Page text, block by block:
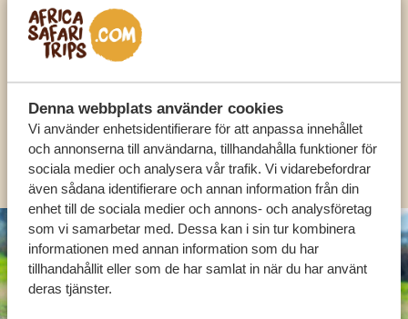
Denna webbplats använder cookies
Vi använder enhetsidentifierare för att anpassa innehållet
och annonserna till användarna, tillhandahålla funktioner för
sociala medier och analysera vår trafik. Vi vidarebefordrar
även sådana identifierare och annan information från din
enhet till de sociala medier och annons- och analysföretag
som vi samarbetar med. Dessa kan i sin tur kombinera
informationen med annan information som du har
tillhandahållit eller som de har samlat in när du har använt
deras tjänster.
VÅRA SPECIALISTER FINNS HÄR FÖR ATT
SV: +31 174 788 101
OLIKA LÄNDER